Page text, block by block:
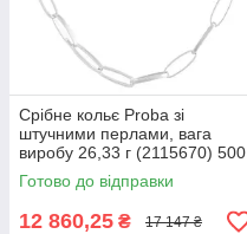
Срібне кольє Proba зі
штучними перлами, вага
виробу 26,33 г (2115670) 500
розмір
Готово до відправки
12 860,25 ₴ 17 147 ₴